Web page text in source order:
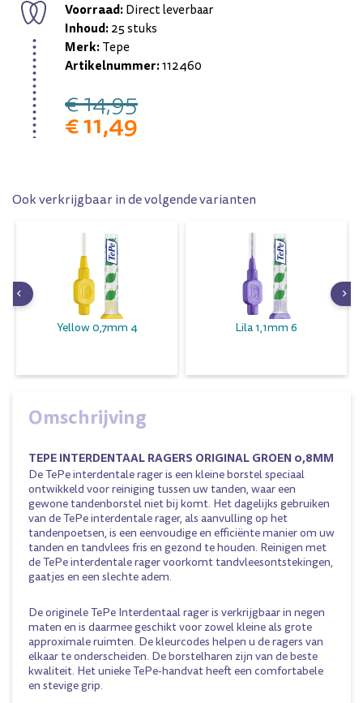
Voorraad:Direct leverbaar
Inhoud:25 stuks
Merk:Tepe
Artikelnummer:112460
€ 14,95
€ 11,49
Ook verkrijgbaar in de volgende varianten
Yellow 0,7mm 4 Lila 1,1mm 6
Omschrijving
TEPE INTERDENTAAL RAGERS ORIGINAL GROEN 0,8MM
De TePe interdentale rager is een kleine borstel speciaal
ontwikkeld voor reiniging tussen uw tanden, waar een
gewone tandenborstel niet bij komt. Het dagelijks gebruiken
van de TePe interdentale rager, als aanvulling op het
tandenpoetsen, is een eenvoudige en efficiënte manier om uw
tanden en tandvlees fris en gezond te houden. Reinigen met
de TePe interdentale rager voorkomt tandvleesontstekingen,
gaatjes en een slechte adem.
De originele TePe Interdentaal rager is verkrijgbaar in negen
maten en is daarmee geschikt voor zowel kleine als grote
approximale ruimten. De kleurcodes helpen u de ragers van
elkaar te onderscheiden. De borstelharen zijn van de beste
kwaliteit. Het unieke TePe-handvat heeft een comfortabele
en stevige grip.